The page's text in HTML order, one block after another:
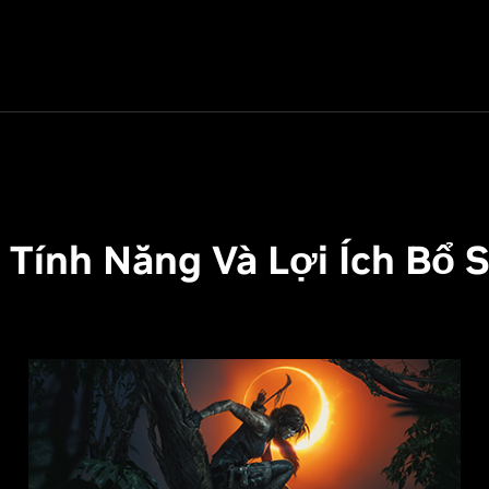
Tính Năng Và Lợi Ích Bổ